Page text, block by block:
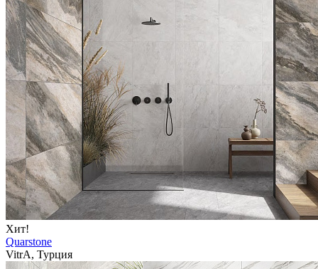
Хит!
Quarstone
VitrA, Турция